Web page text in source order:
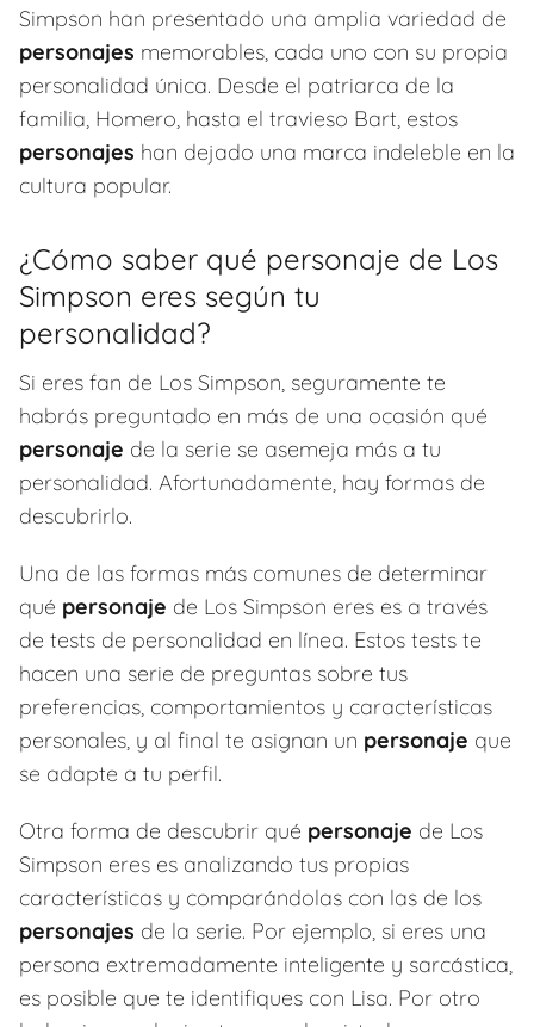
Simpson han presentado una amplia variedad de
personajes memorables, cada uno con su propia
personalidad única. Desde el patriarca de la
familia, Homero, hasta el travieso Bart, estos
personajes han dejado una marca indeleble en la
cultura popular.
¿Cómo saber qué personaje de Los
Simpson eres según tu
personalidad?
Si eres fan de Los Simpson, seguramente te
habrás preguntado en más de una ocasión qué
personaje de la serie se asemeja más a tu
personalidad. Afortunadamente, hay formas de
descubrirlo.
Una de las formas más comunes de determinar
qué personaje de Los Simpson eres es a través
de tests de personalidad en línea. Estos tests te
hacen una serie de preguntas sobre tus
preferencias, comportamientos y características
personales, y al final te asignan un personaje que
se adapte a tu perfil.
Otra forma de descubrir qué personaje de Los
Simpson eres es analizando tus propias
características y comparándolas con las de los
personajes de la serie. Por ejemplo, si eres una
persona extremadamente inteligente y sarcástica,
es posible que te identifiques con Lisa. Por otro